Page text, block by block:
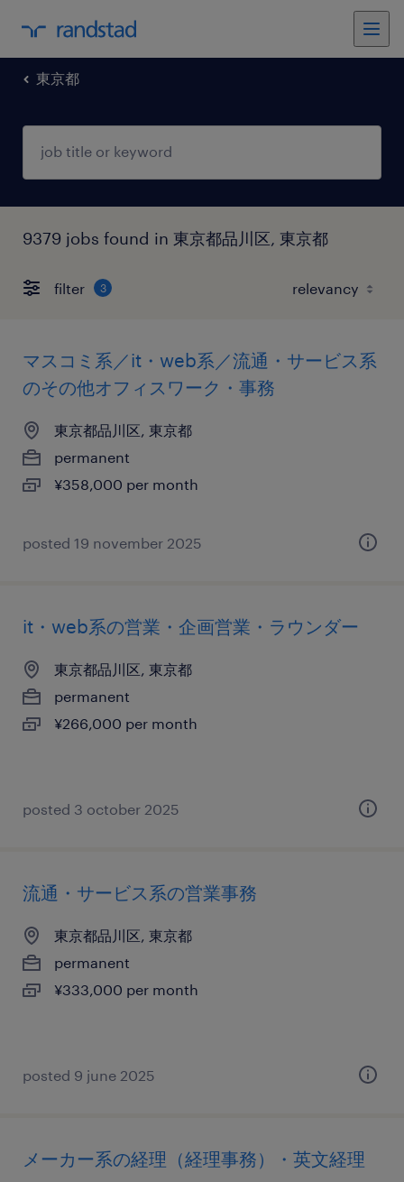
東京都
9379 jobs found in 東京都品川区, 東京都
filter 3
マスコミ系／it・web系／流通・サービス系
のその他オフィスワーク・事務
東京都品川区, 東京都
permanent
¥358,000 per month
posted 19 november 2025
it・web系の営業・企画営業・ラウンダー
東京都品川区, 東京都
permanent
¥266,000 per month
posted 3 october 2025
流通・サービス系の営業事務
東京都品川区, 東京都
permanent
¥333,000 per month
posted 9 june 2025
メーカー系の経理（経理事務）・英文経理